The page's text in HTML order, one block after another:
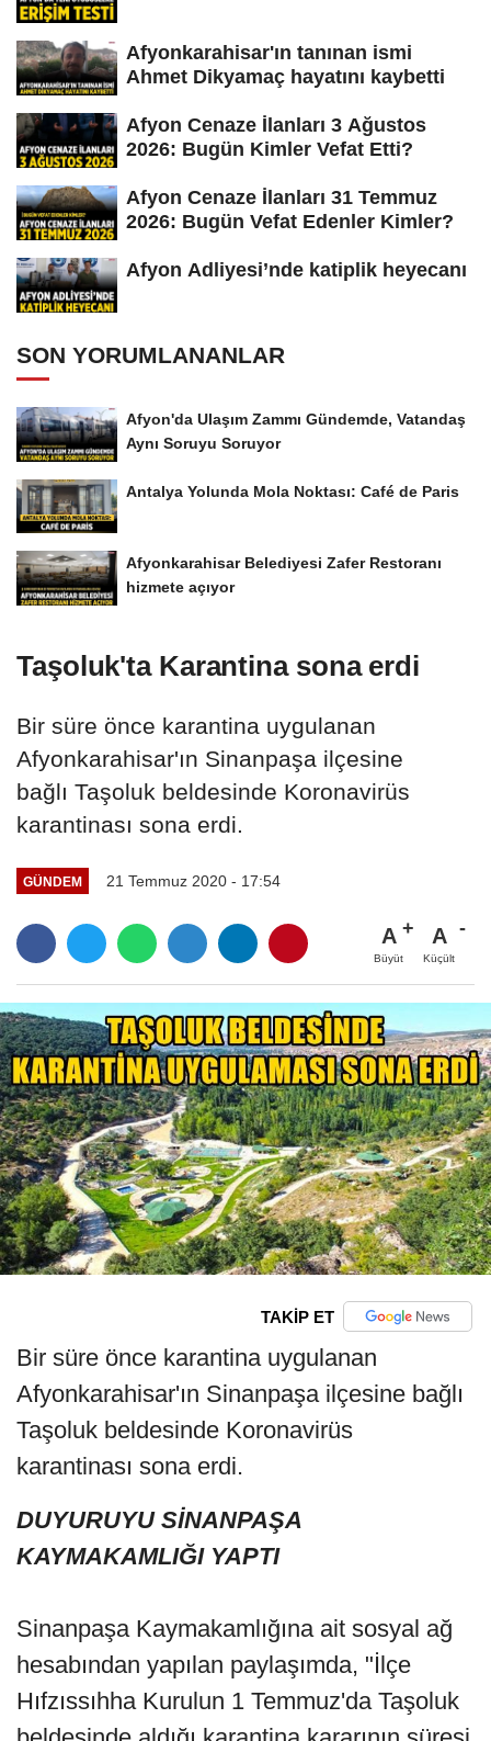
Afyonkarahisar'ın tanınan ismi
Ahmet Dikyamaç hayatını kaybetti
Afyon Cenaze İlanları 3 Ağustos
2026: Bugün Kimler Vefat Etti?
Afyon Cenaze İlanları 31 Temmuz
2026: Bugün Vefat Edenler Kimler?
Afyon Adliyesi’nde katiplik heyecanı
SON YORUMLANANLAR
Afyon'da Ulaşım Zammı Gündemde, Vatandaş
Aynı Soruyu Soruyor
Antalya Yolunda Mola Noktası: Café de Paris
Afyonkarahisar Belediyesi Zafer Restoranı
hizmete açıyor
Taşoluk'ta Karantina sona erdi
Bir süre önce karantina uygulanan
Afyonkarahisar'ın Sinanpaşa ilçesine
bağlı Taşoluk beldesinde Koronavirüs
karantinası sona erdi.
GÜNDEM 21 Temmuz 2020 - 17:54
A
Büyüt
A
Küçült
TAKİP ET
Bir süre önce karantina uygulanan
Afyonkarahisar'ın Sinanpaşa ilçesine bağlı
Taşoluk beldesinde Koronavirüs
karantinası sona erdi.
DUYURUYU SİNANPAŞA
KAYMAKAMLIĞI YAPTI
Sinanpaşa Kaymakamlığına ait sosyal ağ
hesabından yapılan paylaşımda, "İlçe
Hıfzıssıhha Kurulun 1 Temmuz'da Taşoluk